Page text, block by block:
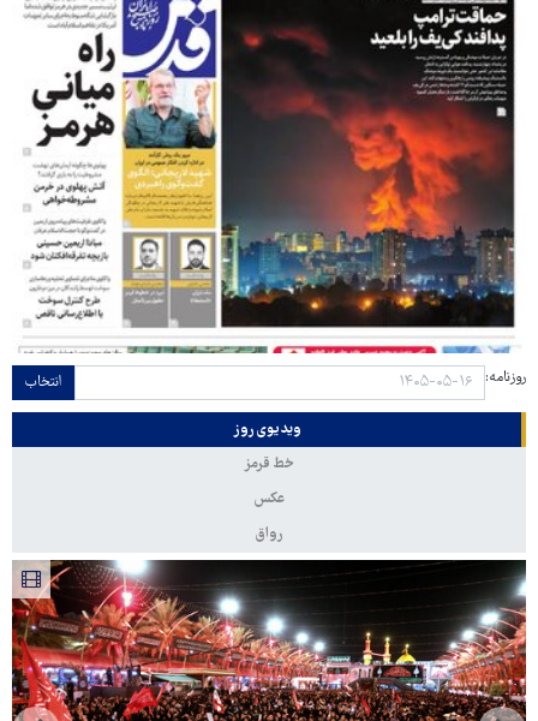
روزنامه: انتخاب
ویدیوی روز
خط قرمز
عکس
رواق